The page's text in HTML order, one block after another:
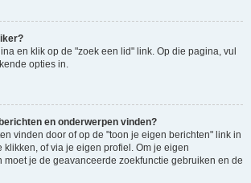
en klik op de "zoek een lid" link. Op die pagina, vul
opties in.
en onderwerpen vinden?
vinden door of op de "toon je eigen berichten" link in
klikken, of via je eigen profiel. Om je eigen
moet je de geavanceerde zoekfunctie gebruiken en de